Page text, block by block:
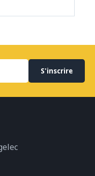
S'inscrire